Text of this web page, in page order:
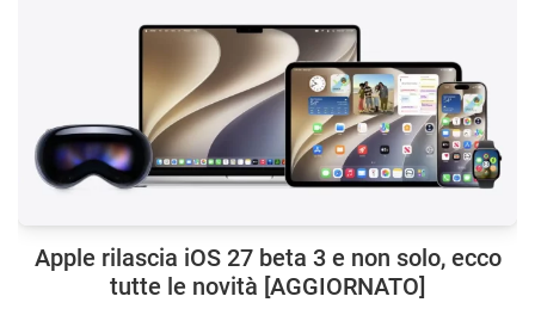
Apple rilascia iOS 27 beta 3 e non solo, ecco
tutte le novità [AGGIORNATO]